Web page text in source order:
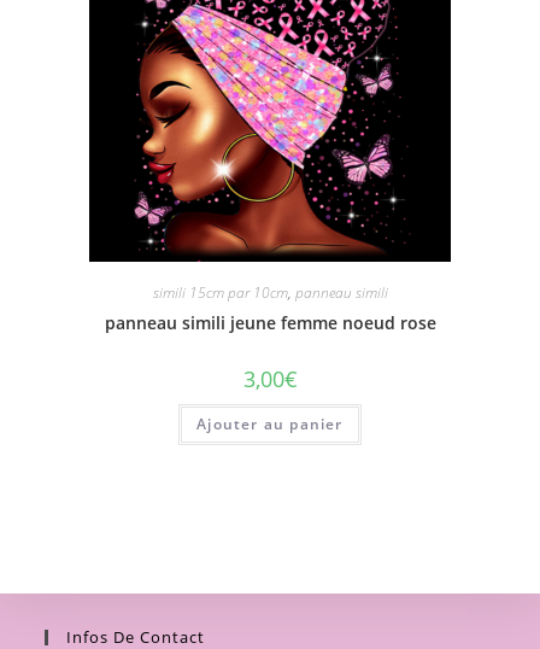
simili 15cm par 10cm, panneau simili
panneau simili jeune femme noeud rose
3,00€
Ajouter au panier
Infos De Contact